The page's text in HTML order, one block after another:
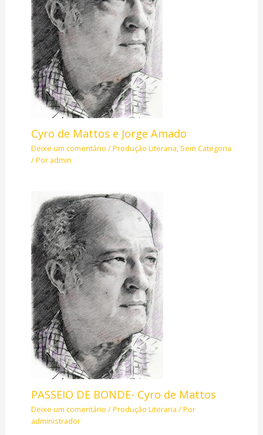
Cyro de Mattos e Jorge Amado
Deixe um comentário /Produção Literaria, Sem Categoria
/ Por admin
PASSEIO DE BONDE- Cyro de Mattos
Deixe um comentário /Produção Literaria / Por
administrador